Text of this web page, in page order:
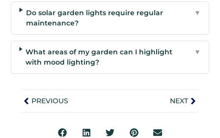
Do solar garden lights require regular
maintenance?
▼
What areas of my garden can I highlight
with mood lighting?
▼
PREVIOUS NEXT